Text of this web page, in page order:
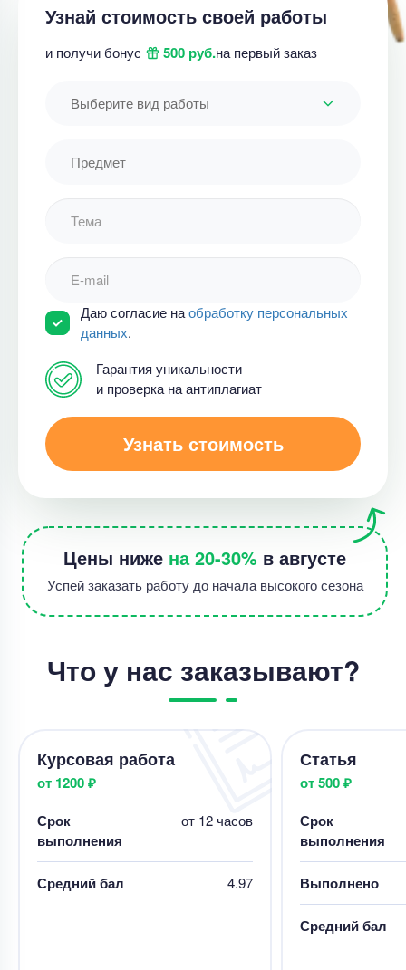
Узнай стоимость своей работы
и получи бонус 500 руб.на первый заказ
Выберите вид работы
Даю согласие наобработку персональных
данных.
Гарантия уникальности
и проверка на антиплагиат
Узнать стоимость
Цены ниже на 20-30% в августе
Успей заказать работу до начала высокого сезона
Что у нас заказывают?
Курсовая работа
от 1200 ₽
Срок
выполнения
от 12 часов
Средний бал 4.97
Статья
от 500 ₽
Срок
выполнения
Выполнено
Средний бал
Цена3500 ₽
12 минут назад
Срок выполнения
8 минут назад
Отчет по практике
Отчет по практике "Ознакомительная практика:
деятельность педагога-психолога в системе
Уникальность
Цена8000 ₽
15 минут назад
Производственная практика в АО «Банк
сельского хозяйства и развития сельских
районов (BADR)», г. Гельма, Алжир
Срок выполнения